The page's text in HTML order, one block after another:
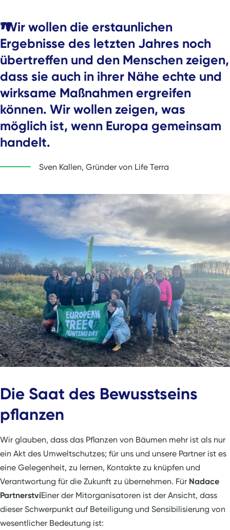
"Wir wollen die erstaunlichen
Ergebnisse des letzten Jahres noch
übertreffen und den Menschen zeigen,
dass sie auch in ihrer Nähe echte und
wirksame Maßnahmen ergreifen
können. Wir wollen zeigen, was
möglich ist, wenn Europa gemeinsam
handelt.
Sven Kallen, Gründer von Life Terra
Die Saat des Bewusstseins
pflanzen
Wir glauben, dass das Pflanzen von Bäumen mehr ist als nur
ein Akt des Umweltschutzes; für uns und unsere Partner ist es
eine Gelegenheit, zu lernen, Kontakte zu knüpfen und
Verantwortung für die Zukunft zu übernehmen. Für Nadace
PartnerstvíEiner der Mitorganisatoren ist der Ansicht, dass
dieser Schwerpunkt auf Beteiligung und Sensibilisierung von
wesentlicher Bedeutung ist: